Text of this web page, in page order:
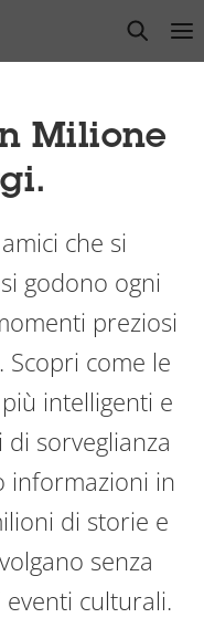
open
Milione
che si
godono ogni
preziosi
Scopri come le
intelligenti e
sorveglianza
informazioni in
di storie e
senza
culturali.